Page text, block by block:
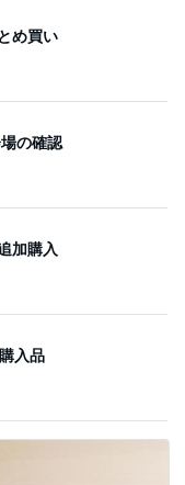
め買い
の確認
加購入
入品